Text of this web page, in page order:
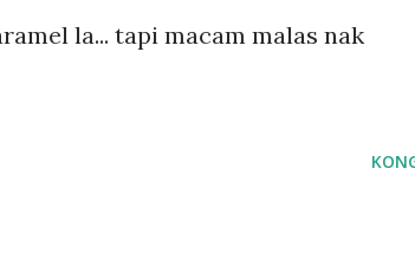
la... tapi macam malas nak